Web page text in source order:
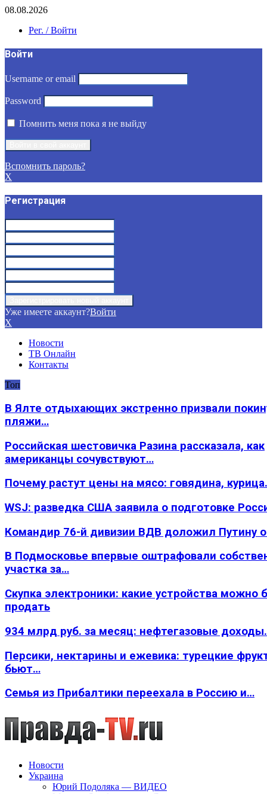
08.08.2026
Рег. / Войти
Войти
Username or email
Password
Помнить меня пока я не выйду
Вспомнить пароль?
X
Регистрация
Уже имеете аккаунт?Войти
X
Новости
ТВ Онлайн
Контакты
Топ
В Ялте отдыхающих экстренно призвали
пляжи…
Российская шестовичка Разина рассказала, как
американцы сочувствуют…
Почему растут цены на мясо: говядина,
WSJ: разведка США заявила о подготовке
Командир 76-й дивизии ВДВ доложил Путину
В Подмосковье впервые оштрафовали
участка за…
Скупка электроники: какие устройства можно
продать
934 млрд руб. за месяц: нефтегазовые
Персики, нектарины и ежевика: турецкие
бьют…
Семья из Прибалтики переехала в Россию и…
Новости
Украина
Юрий Подоляка — ВИДЕО